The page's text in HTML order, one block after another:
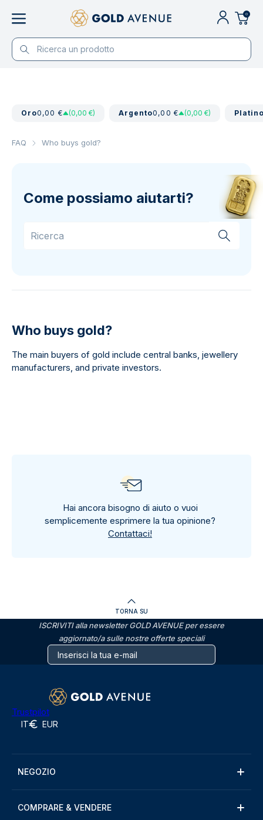
0
Oro0,00 € (0,00 €) Argento0,00 € (0,00 €)
FAQ Who buys gold?
Come possiamo aiutarti?
Who buys gold?
The main buyers of gold include central banks, jewellery
manufacturers, and private investors.
Hai ancora bisogno di aiuto o vuoi
semplicemente esprimere la tua opinione?
Contattaci!
TORNA SU
ISCRIVITI alla newsletter GOLD AVENUE per essere
aggiornato/a sulle nostre offerte speciali
Trustpilot
IT EUR
NEGOZIO
COMPRARE & VENDERE